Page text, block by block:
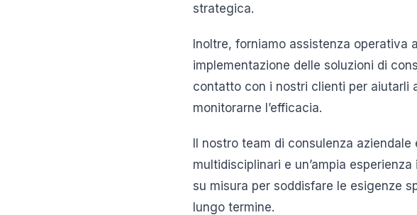
strategica.
Inoltre, forniamo assistenza operativa
implementazione delle soluzioni di
contatto con i nostri clienti per aiutarli
monitorarne l’efficacia.
Il nostro team di consulenza
multidisciplinari e un’ampia
su misura per soddisfare le esigenze
lungo termine.